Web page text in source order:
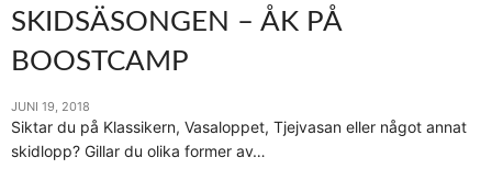
SKIDSÄSONGEN – ÅK PÅ
BOOSTCAMP
JUNI 19, 2018
Siktar du på Klassikern, Vasaloppet, Tjejvasan eller något annat
skidlopp? Gillar du olika former av…